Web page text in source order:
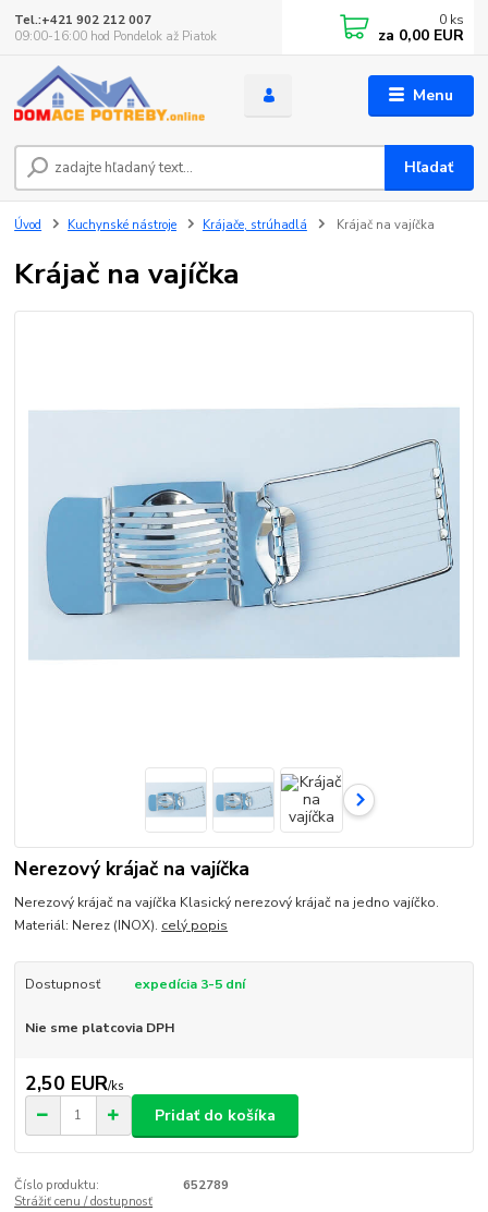
Menu
Hľadať
Tel.:+421 902 212 007
09:00-16:00 hod Pondelok až Piatok
0 ks
za 0,00 EUR
Úvod Kuchynské nástroje Krájače, strúhadlá Krájač na vajíčka
Krájač na vajíčka
Nerezový krájač na vajíčka
Nerezový krájač na vajíčka Klasický nerezový krájač na jedno vajíčko.
Materiál: Nerez (INOX). celý popis
Dostupnosť expedícia 3-5 dní
Nie sme platcovia DPH
2,50 EUR/ks
Pridať do košíka
Číslo produktu:
652789
Strážiť cenu / dostupnosť